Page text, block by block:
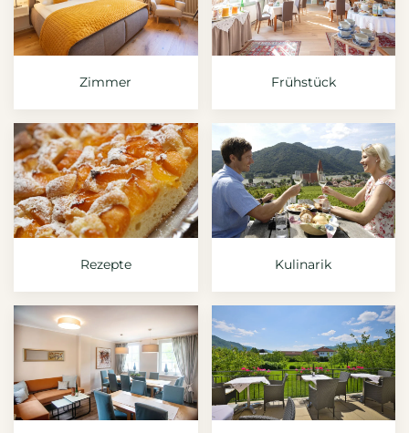
Zimmer Frühstück
Rezepte Kulinarik